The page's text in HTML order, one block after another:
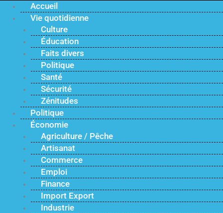
Accueil
Vie quotidienne
Culture
Éducation
Faits divers
Politique
Santé
Sécurité
Zénitudes
Politique
Économie
Agriculture / Pêche
Artisanat
Commerce
Emploi
Finance
Import Export
Industrie